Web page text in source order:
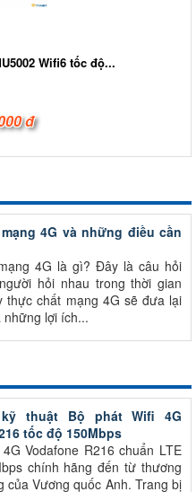
Wifi6 tốc độ...
đ
4G và những điều cần
4G là gì? Đây là câu hỏi
hỏi nhau trong thời gian
thực chất mạng 4G sẽ đưa lại
những lợi ích...
thuật Bộ phát Wifi 4G
tốc độ 150Mbps
Vodafone R216 chuẩn LTE
chính hãng đến từ thương
của Vương quốc Anh. Trang bị